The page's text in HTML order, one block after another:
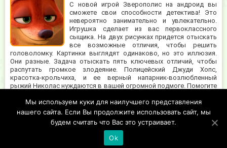
С новой игрой Зверополис на андроид вы
сможете свои способности детектива! Это
невероятно занимательно и увлекательно.
Игрушка сделает из вас первоклассного
сыщика. На двух рисунках придется отыскать
все возможные отличия, чтобы решить
головоломку. Картинки выглядят одинаково, но это иллюзия.
Они разные. Задача отыскать пять ключевых отличий, чтобы
распутать громкое злодеяние. Полицейский Джуди Хопс,
красотка-крольчиха, и ее верный напарник-возлюбленный
рыжий Николас нуждаются в вашей огромной подмоге. Помогите
по ниточкам. На вас возложена ответственность за успешность
предпринятой кампании, постарайтесь оправдать оказанное
доверие на все сто процентов.
Мы используем куки для наилучшего представления
нашего сайта. Если Вы продолжите использовать сайт, мы
будем считать что Вас это устраивает.
Ok